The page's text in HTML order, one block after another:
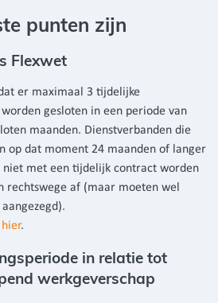
punten zijn
Flexwet
er maximaal 3 tijdelijke
gesloten in een periode van
maanden. Dienstverbanden die
op dat moment 24 maanden of langer
niet met een tijdelijk contract worden
rechtswege af (maar moeten wel
hier.
in relatie tot
werkgeverschap